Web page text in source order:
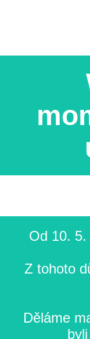
Od 10.
Z tohoto
Děláme